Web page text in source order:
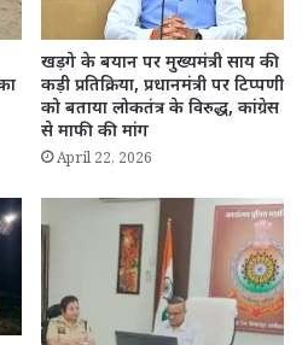
खड़गे के बयान पर मुख्यमंत्री साय की
कड़ी प्रतिक्रिया, प्रधानमंत्री पर टिप्पणी
को बताया लोकतंत्र के विरुद्ध, कांग्रेस
से माफी की मांग
April 22, 2026